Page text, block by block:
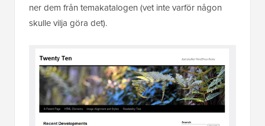
ner dem från temakatalogen (vet inte varför någon
skulle vilja göra det).